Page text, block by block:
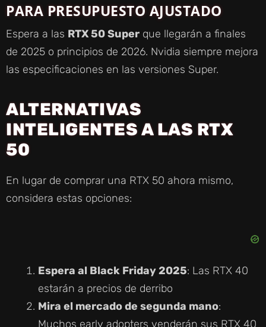
PARA PRESUPUESTO AJUSTADO
Espera a las RTX 50 Super que llegarán a finales
de 2025 o principios de 2026. Nvidia siempre mejora
las especificaciones en las versiones Super.
ALTERNATIVAS
INTELIGENTES A LAS RTX
50
En lugar de comprar una RTX 50 ahora mismo,
considera estas opciones:
Espera al Black Friday 2025: Las RTX 40
estarán a precios de derribo
Mira el mercado de segunda mano:
Muchos early adopters venderán sus RTX 40